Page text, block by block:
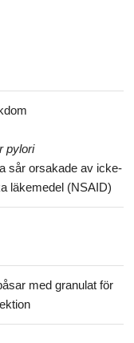
pylori
sår orsakade av icke-
läkemedel (NSAID)
med granulat för